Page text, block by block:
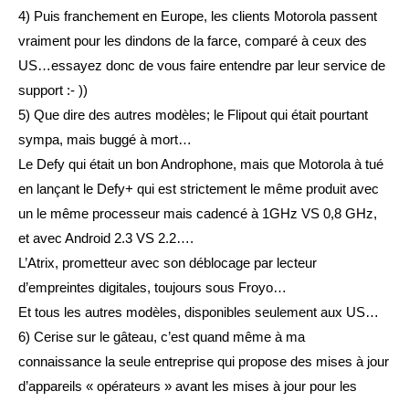
4) Puis franchement en Europe, les clients Motorola passent
vraiment pour les dindons de la farce, comparé à ceux des
US…essayez donc de vous faire entendre par leur service de
support :- ))
5) Que dire des autres modèles; le Flipout qui était pourtant
sympa, mais buggé à mort…
Le Defy qui était un bon Androphone, mais que Motorola à tué
en lançant le Defy+ qui est strictement le même produit avec
un le même processeur mais cadencé à 1GHz VS 0,8 GHz,
et avec Android 2.3 VS 2.2….
L’Atrix, prometteur avec son déblocage par lecteur
d’empreintes digitales, toujours sous Froyo…
Et tous les autres modèles, disponibles seulement aux US…
6) Cerise sur le gâteau, c’est quand même à ma
connaissance la seule entreprise qui propose des mises à jour
d’appareils « opérateurs » avant les mises à jour pour les